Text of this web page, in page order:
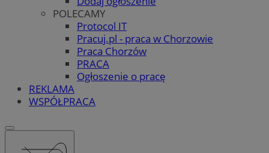
POLECAMY
Protocol IT
Pracuj.pl - praca w Chorzowie
Praca Chorzów
PRACA
Ogłoszenie o pracę
REKLAMA
WSPÓŁPRACA